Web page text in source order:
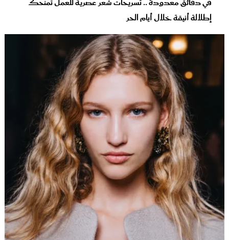
في دقائق معدودة .. تسريحات شعر عصرية للعمل تمنحك
إطلالة أنيقة خلال أيام الحر